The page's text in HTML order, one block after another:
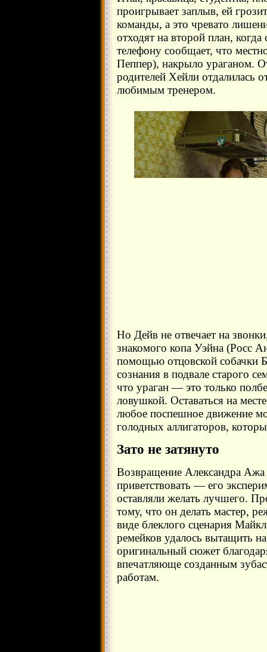
проигрывает заплыв, ей
команды, а это чревато
отходят на второй план,
телефону сообщает, что
Пеппер), накрыло ураганом.
родителей Хейли отдалилась
любимым тренером.
Но Дейв не отвечает на
знакомого копа Уэйна (Росс
помощью отцовской собачки
сознания в подвале старого
что ураган — это только
ловушкой. Оставаться на
любое поспешное движение
голодных аллигаторов,
Зато не затянуто
Возвращение Александра
приветствовать — его
оставляли желать лучшего.
тому, что он делать мастер,
виде блеклого сценария
ремейков удалось вытащить
оригинальный сюжет
впечатляюще созданным
работам.